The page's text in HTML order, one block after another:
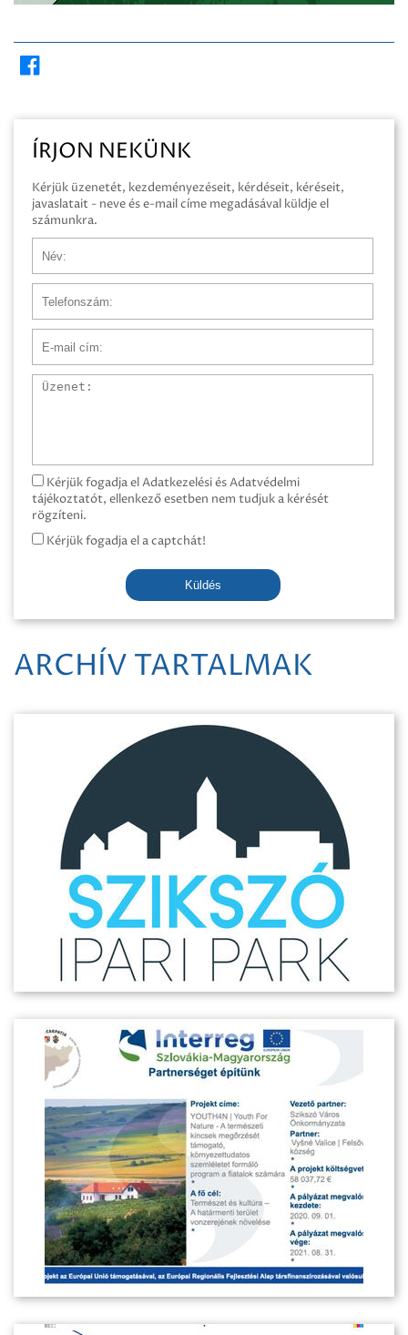
ÍRJON NEKÜNK
Kérjük üzenetét, kezdeményezéseit, kérdéseit, kéréseit,
javaslatait - neve és e-mail címe megadásával küldje el
számunkra.
Üzenet
Kérjük fogadja el Adatkezelési és Adatvédelmi
tájékoztatót, ellenkező esetben nem tudjuk a kérését
rögzíteni.
Kérjük fogadja el a captchát!
Küldés
ARCHÍV TARTALMAK